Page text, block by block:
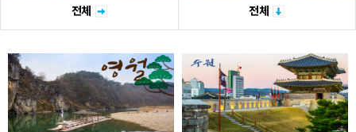
전체 전체